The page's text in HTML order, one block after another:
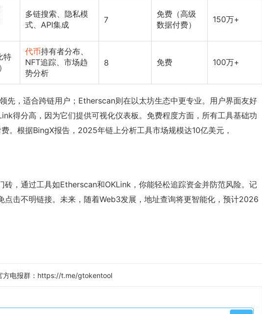
多链搜索、隐私模
式、API集成
7
免费（高级
数据付费）
150万+
特
代币持有者分布、
NFT追踪、市场趋
势分析
8 免费 100万+
先，适合跨链用户；Etherscan则在以太坊生态中更专业。用户界面友好
得分高，因为它们提供可视化仪表板。免费程度方面，所有工具基础功
。根据BingX报告，2025年链上分析工具市场规模达10亿美元，
砖，通过工具如Etherscan和OKLink，你能轻松追踪资金并防范风险。记
点击不明链接。未来，随着Web3发展，地址查询将更智能化，预计2026
电报群： https://t.me/gtokentool